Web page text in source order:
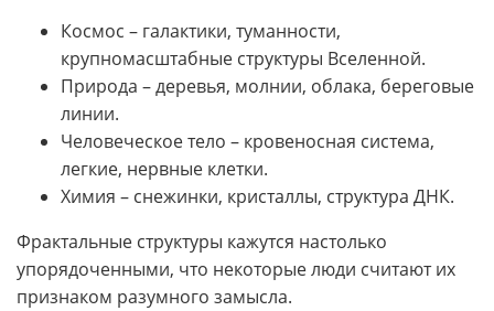
Космос – галактики, туманности,
крупномасштабные структуры Вселенной.
Природа – деревья, молнии, облака, береговые
линии.
Человеческое тело – кровеносная система,
легкие, нервные клетки.
Химия – снежинки, кристаллы, структура ДНК.
Фрактальные структуры кажутся настолько
упорядоченными, что некоторые люди считают их
признаком разумного замысла.